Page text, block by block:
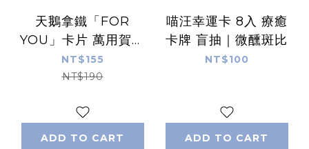
天鵝拿鐵「FOR
YOU」卡片 萬用賀卡
Tobimatsu
Shoichiro｜日本
CORPORATION
NT$155
NT$190
ADD TO CART
喵汪幸運卡 8入 療癒
卡牌 盲抽｜微醺斑比
NT$100
ADD TO CART